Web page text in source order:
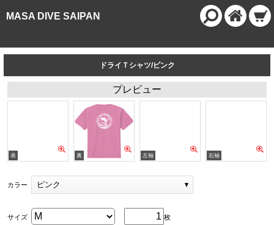
MASA DIVE SAIPAN
ドライＴシャツ/ピンク
プレビュー
カラー ピンク
枚
サイズ